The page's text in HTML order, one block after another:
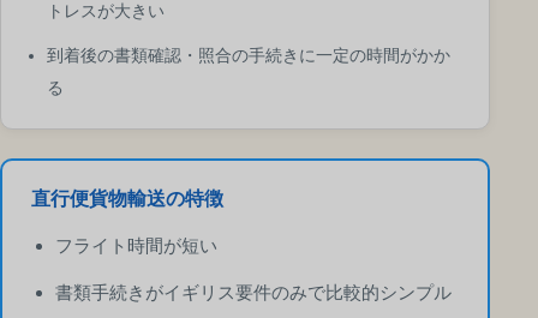
トレスが大きい
到着後の書類確認・照合の手続きに一定の時間がかか
る
直行便貨物輸送の特徴
フライト時間が短い
書類手続きがイギリス要件のみで比較的シンプル